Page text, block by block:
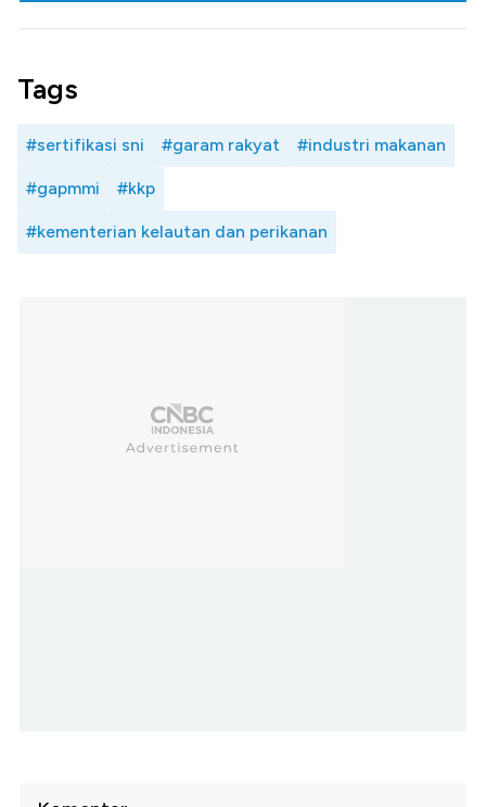
Tags
#sertifikasi sni #garam rakyat #industri makanan
#gapmmi #kkp
#kementerian kelautan dan perikanan